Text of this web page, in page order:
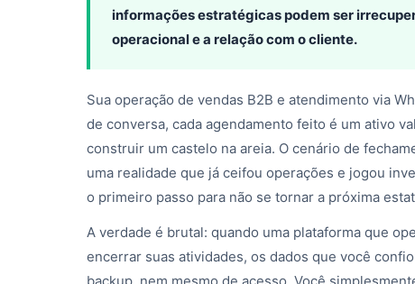
informações estratégicas podem ser
operacional e a relação com o cliente.
Sua operação de vendas B2B e atendimento via
de conversa, cada agendamento feito é um ativo
construir um castelo na areia. O cenário de
uma realidade que já ceifou operações e jogou
o primeiro passo para não se tornar a próxima
A verdade é brutal: quando uma plataforma que
encerrar suas atividades, os dados que você